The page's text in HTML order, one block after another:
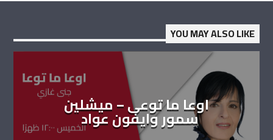
YOU MAY ALSO LIKE
اوعا ما توعى – ميشلين
سمور وايفون عواد